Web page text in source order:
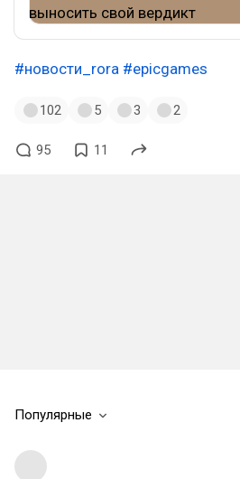
#новости_rora #epicgames
102 5 3 2
95 11
Популярные